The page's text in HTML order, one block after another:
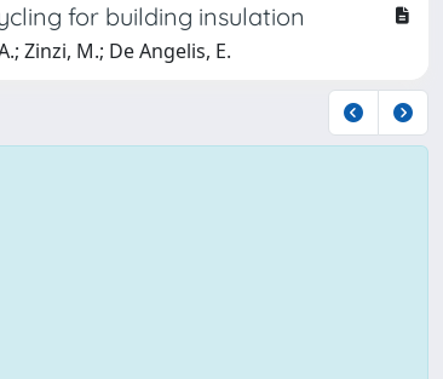
for building insulation
Zinzi, M.; De Angelis, E.